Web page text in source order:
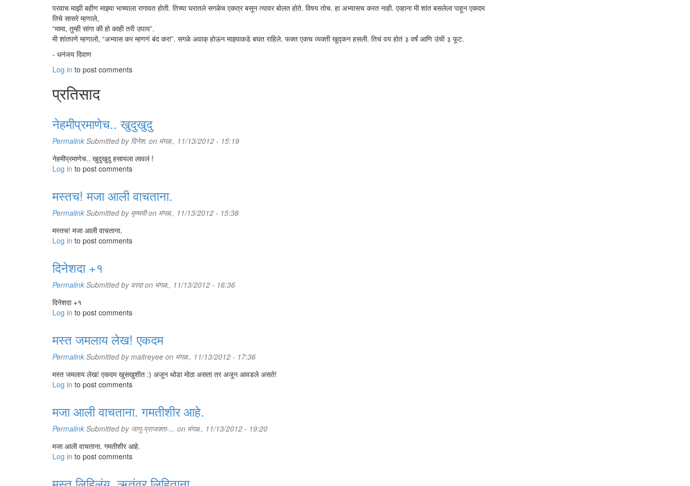
परवाच माझी बहीण माझ्या भाच्याला रागावत होती. तिच्या घरातले सगळेच एकत्र बसून त्यावर बोलत होते. विषय तोच. हा अभ्यासच करत नाही. एव्हाना मी शांत बसलेला पाहून एकदम
तिचे सासरे म्हणाले,
“मामा, तुम्ही सांगा की हो काही तरी उपाय”.
मी शांतपणे म्हणालो, “अभ्यास कर म्हणणं बंद करा”. सगळे अवाक् होऊन माझ्याकडे बघत राहिले. फक्त एकच व्यक्ती खुद्कन हसली. तिचं वय होतं ३ वर्षं आणि उंची ३ फूट.
- धनंजय दिवाण
Log in to post comments
प्रतिसाद
नेहमीप्रमाणेच.. खुदुखुदु
Permalink Submitted by दिनेश. on मंगळ., 11/13/2012 - 15:19
नेहमीप्रमाणेच.. खुदुखुदु हसायला लावलं !
Log in to post comments
मस्तच! मजा आली वाचताना.
Permalink Submitted by मृण्मयीon मंगळ., 11/13/2012 - 15:38
मस्तच! मजा आली वाचताना.
Log in to post comments
दिनेशदा +१
Permalink Submitted by वरदाon मंगळ., 11/13/2012 - 16:36
दिनेशदा +१
Log in to post comments
मस्त जमलाय लेख! एकदम
Permalink Submitted bymaitreyee on मंगळ., 11/13/2012 - 17:36
मस्त जमलाय लेख! एकदम खुसखुशीत :) अजून थोडा मोठा असता तर अजून आवडले असते!
Log in to post comments
मजा आली वाचताना. गमतीशीर आहे.
Permalink Submitted by जागू-प्राजक्ता-... on मंगळ., 11/13/2012 - 19:20
मजा आली वाचताना. गमतीशीर आहे.
Log in to post comments